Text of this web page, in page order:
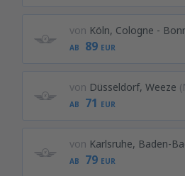
von Köln, Cologne -
AB 89 EUR
von Düsseldorf, Weeze
AB 71 EUR
von Karlsruhe, Baden-
AB 79 EUR